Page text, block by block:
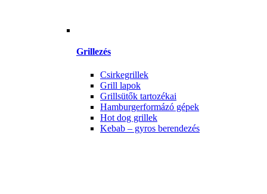
Grillezés
Csirkegrillek
Grill lapok
Grillsütők tartozékai
Hamburgerformázó gépek
Hot dog grillek
Kebab – gyros berendezés